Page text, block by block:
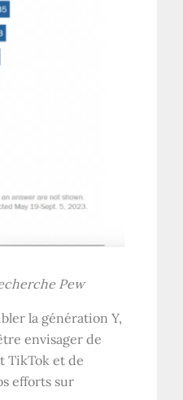
Pew
la génération Y,
envisager de
TikTok et de
efforts sur